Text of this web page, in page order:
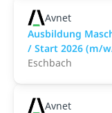
Avnet
Ausbildung
/ Start 2026 (m/
Eschbach
Avnet